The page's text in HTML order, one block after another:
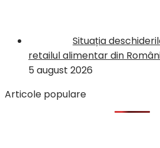
Situația
retailul alimentar din
5 august 2026
Articole populare